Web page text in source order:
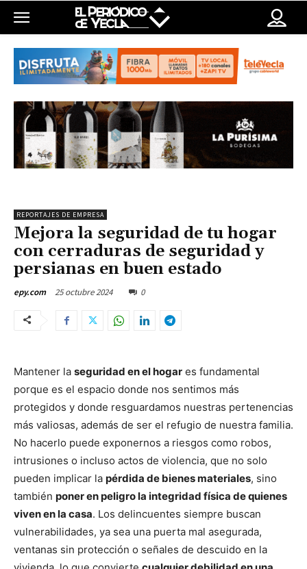
REPORTAJES DE EMPRESA
Mejora la seguridad de tu hogar
con cerraduras de seguridad y
persianas en buen estado
epy.com 25 octubre 2024 0
Mantener la seguridad en el hogar es fundamental
porque es el espacio donde nos sentimos más
protegidos y donde resguardamos nuestras pertenencias
más valiosas, además de ser el refugio de nuestra familia.
No hacerlo puede exponernos a riesgos como robos,
intrusiones o incluso actos de violencia, que no solo
pueden implicar la pérdida de bienes materiales, sino
también poner en peligro la integridad física de quienes
viven en la casa. Los delincuentes siempre buscan
vulnerabilidades, ya sea una puerta mal asegurada,
ventanas sin protección o señales de descuido en la